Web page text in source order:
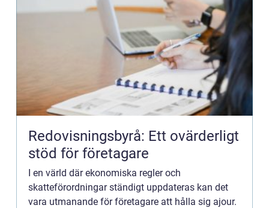
Redovisningsbyrå: Ett ovärderligt
stöd för företagare
I en värld där ekonomiska regler och
skatteförordningar ständigt uppdateras kan det
vara utmanande för företagare att hålla sig ajour.